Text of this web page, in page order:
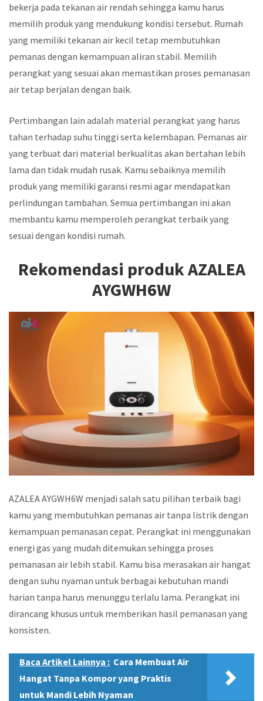
bekerja pada tekanan air rendah sehingga kamu harus
memilih produk yang mendukung kondisi tersebut. Rumah
yang memiliki tekanan air kecil tetap membutuhkan
pemanas dengan kemampuan aliran stabil. Memilih
perangkat yang sesuai akan memastikan proses pemanasan
air tetap berjalan dengan baik.
Pertimbangan lain adalah material perangkat yang harus
tahan terhadap suhu tinggi serta kelembapan. Pemanas air
yang terbuat dari material berkualitas akan bertahan lebih
lama dan tidak mudah rusak. Kamu sebaiknya memilih
produk yang memiliki garansi resmi agar mendapatkan
perlindungan tambahan. Semua pertimbangan ini akan
membantu kamu memperoleh perangkat terbaik yang
sesuai dengan kondisi rumah.
Rekomendasi produk AZALEA
AYGWH6W
AZALEA AYGWH6W menjadi salah satu pilihan terbaik bagi
kamu yang membutuhkan pemanas air tanpa listrik dengan
kemampuan pemanasan cepat. Perangkat ini menggunakan
energi gas yang mudah ditemukan sehingga proses
pemanasan air lebih stabil. Kamu bisa merasakan air hangat
dengan suhu nyaman untuk berbagai kebutuhan mandi
harian tanpa harus menunggu terlalu lama. Perangkat ini
dirancang khusus untuk memberikan hasil pemanasan yang
konsisten.
Baca Artikel Lainnya : Cara Membuat Air
Hangat Tanpa Kompor yang Praktis
untuk Mandi Lebih Nyaman